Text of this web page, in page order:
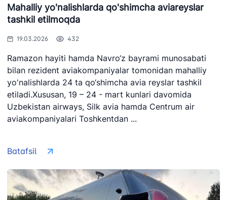
Mahalliy yo'nalishlarda qo'shimcha aviareyslar
tashkil etilmoqda
19.03.2026 432
Ramazon hayiti hamda Navro‘z bayrami munosabati
bilan rezident aviakompaniyalar tomonidan mahalliy
yo'nalishlarda 24 ta qo‘shimcha avia reyslar tashkil
etiladi.Xususan, 19 – 24 - mart kunlari davomida
Uzbekistan airways, Silk avia hamda Centrum air
aviakompaniyalari Toshkentdan ...
Batafsil